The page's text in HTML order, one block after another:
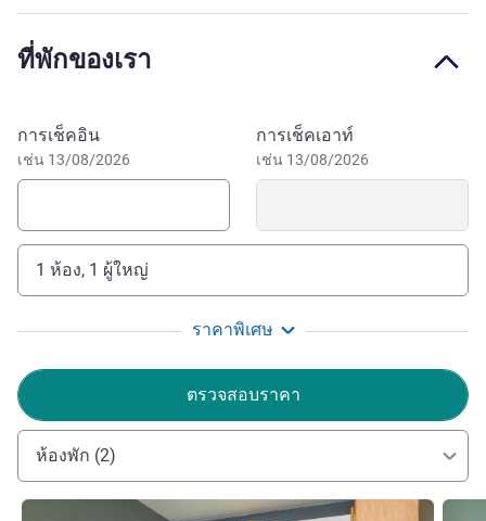
tours.
Piazza del Duomo, Ponte Vecchio, Basilica Santa Maria
Novella, and Uffizi Gallery with works by Giotto, Leonardo,
Michelangelo, Raphael. The hotel has a 24/7 bar with
enjoyed in the outdoor garden. Free WIFI, private outdoor
parking for a fee and free public parking.
Ibis is the ideal starting point to visit the Tuscan
countryside and its landscapes or stay close to Florence.
and food and wine traditions!
We are happy to welcome you to Ibis Firenze Prato Est,
to live a wonderful experience to discover Tuscany and its
wonders. At the end of the day, relax in the hotel, you will
be pampered!
ที่พักของเรา
จองโรงแรมนี้
การเช็คอิน
เช่น 13/08/2026
การเช็คเอาท์
เช่น 13/08/2026
1 ห้อง, 1 ผู้ใหญ่
ราคาพิเศษ
ตรวจสอบราคา
ห้องพัก (2)
ดูรายละเอียด ดูราย